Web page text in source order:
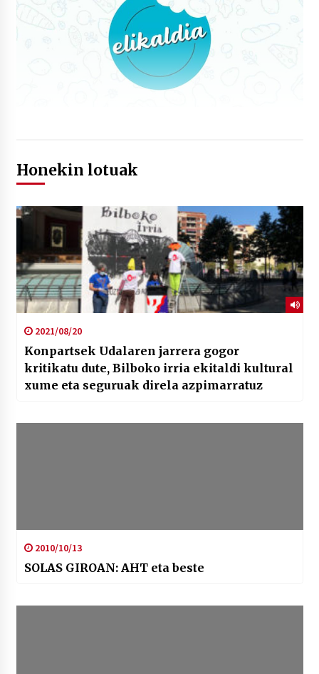
Honekin lotuak
2021/08/20
Konpartsek Udalaren jarrera gogor
kritikatu dute, Bilboko irria ekitaldi kultural
xume eta seguruak direla azpimarratuz
2010/10/13
SOLAS GIROAN: AHT eta beste